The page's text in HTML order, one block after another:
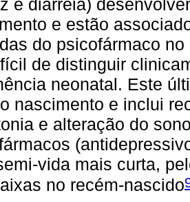
e diarreia)
e estão
do psicofármaco
de distinguir
neonatal. Este
nascimento e inclui
e alteração do
vida mais curta,
no recém-nascido